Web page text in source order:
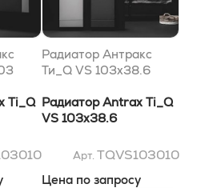
Ti_Q
Радиатор Антракс
Ти_Q VS 103x38.6
Радиатор Antrax Ti_Q
VS 103x38.6
Арт. TQVS103010
Цена по запросу